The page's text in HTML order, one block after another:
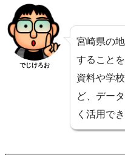
でじけろお
宮崎県の
すること
資料や学
ど、デー
く活用で